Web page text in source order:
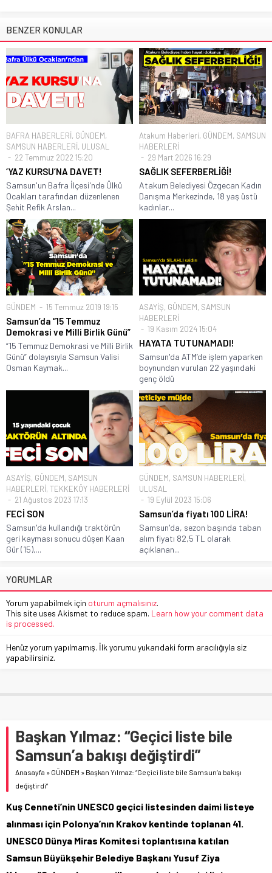
BENZER KONULAR
BAFRA HABERLERİ, GÜNDEM,
SAMSUN HABERLERİ, ULUSAL
22 Temmuz 2022 15:20
‘YAZ KURSU’NA DAVET!
Samsun'un Bafra İlçesi'nde Ülkü
Ocakları tarafından düzenlenen
Şehit Refik Arslan...
Atakum Haberleri, GÜNDEM, SAMSUN
HABERLERİ
29 Mart 2026 16:29
SAĞLIK SEFERBERLİĞİ!
Atakum Belediyesi Özgecan Kadın
Danışma Merkezinde, 18 yaş üstü
kadınlar...
GÜNDEM 15 Temmuz 2019 19:15
Samsun’da “15 Temmuz
Demokrasi ve Milli Birlik Günü”
“15 Temmuz Demokrasi ve Milli Birlik
Günü” dolayısıyla Samsun Valisi
Osman Kaymak...
ASAYİŞ, GÜNDEM, SAMSUN
HABERLERİ
19 Kasım 2024 15:04
HAYATA TUTUNAMADI!
Samsun'da ATM’de işlem yaparken
boynundan vurulan 22 yaşındaki
genç öldü
ASAYİŞ, GÜNDEM, SAMSUN
HABERLERİ, TEKKEKÖY HABERLERİ
21 Ağustos 2023 17:13
FECİ SON
Samsun'da kullandığı traktörün
geri kayması sonucu düşen Kaan
Gür (15),...
GÜNDEM, SAMSUN HABERLERİ,
ULUSAL
19 Eylül 2023 15:06
Samsun’da fiyatı 100 LİRA!
Samsun'da, sezon başında taban
alım fiyatı 82,5 TL olarak
açıklanan...
YORUMLAR
Yorum yapabilmek için oturum açmalısınız.
This site uses Akismet to reduce spam. Learn how your comment data
is processed.
Henüz yorum yapılmamış. İlk yorumu yukarıdaki form aracılığıyla siz
yapabilirsiniz.
Başkan Yılmaz: “Geçici liste bile
Samsun’a bakışı değiştirdi”
Anasayfa » GÜNDEM » Başkan Yılmaz: “Geçici liste bile Samsun’a bakışı
değiştirdi”
Kuş Cenneti’nin UNESCO geçici listesinden daimi listeye
alınması için Polonya’nın Krakov kentinde toplanan 41.
UNESCO Dünya Miras Komitesi toplantısına katılan
Samsun Büyükşehir Belediye Başkanı Yusuf Ziya